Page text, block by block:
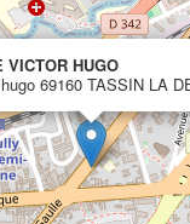
VICTOR HUGO
69160 TASSIN LA